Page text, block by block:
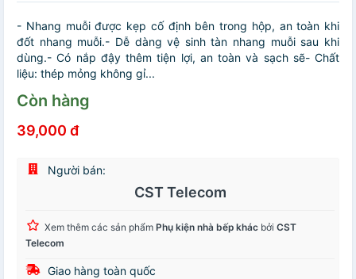
- Nhang muỗi được kẹp cố định bên trong hộp, an toàn khi
đốt nhang muỗi.- Dễ dàng vệ sinh tàn nhang muỗi sau khi
dùng.- Có nắp đậy thêm tiện lợi, an toàn và sạch sẽ- Chất
liệu: thép mỏng không gỉ...
Còn hàng
39,000 đ
Người bán:
CST Telecom
Xem thêm các sản phẩm Phụ kiện nhà bếp khác bởi CST
Telecom
Giao hàng toàn quốc